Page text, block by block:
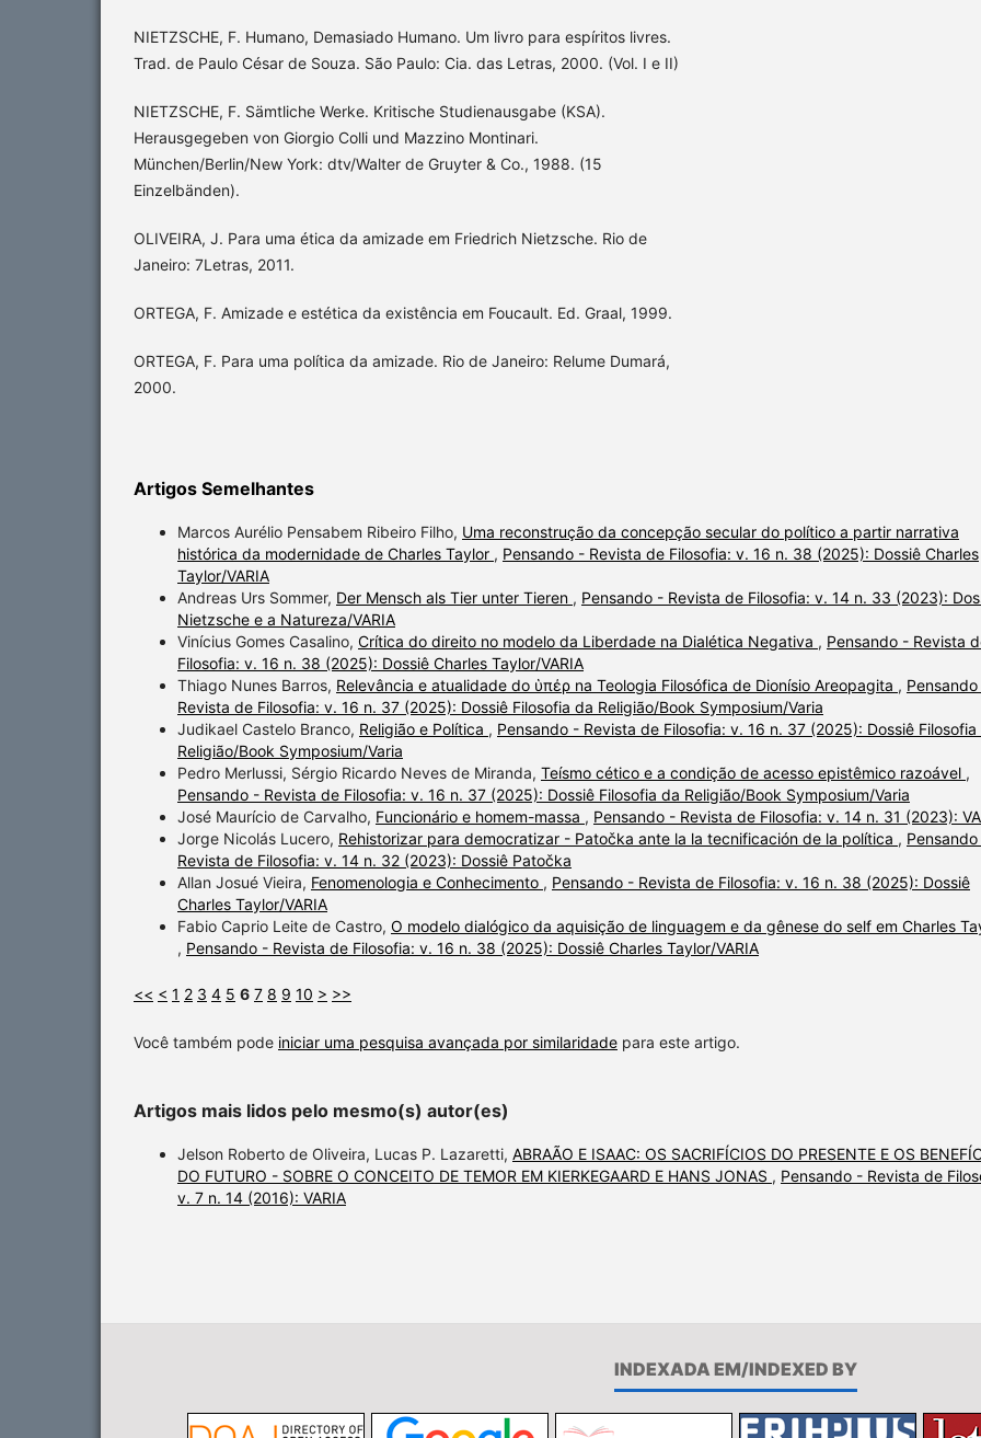
NIETZSCHE, F. Humano, Demasiado Humano. Um livro para espíritos livres.
Trad. de Paulo César de Souza. São Paulo: Cia. das Letras, 2000. (Vol. I e II)
NIETZSCHE, F. Sämtliche Werke. Kritische Studienausgabe (KSA).
Herausgegeben von Giorgio Colli und Mazzino Montinari.
München/Berlin/New York: dtv/Walter de Gruyter & Co., 1988. (15
Einzelbänden).
OLIVEIRA, J. Para uma ética da amizade em Friedrich Nietzsche. Rio de
Janeiro: 7Letras, 2011.
ORTEGA, F. Amizade e estética da existência em Foucault. Ed. Graal, 1999.
ORTEGA, F. Para uma política da amizade. Rio de Janeiro: Relume Dumará,
2000.
Artigos Semelhantes
Marcos Aurélio Pensabem Ribeiro Filho, Uma reconstrução da concepção secular do político a partir narrativa
histórica da modernidade de Charles Taylor , Pensando - Revista de Filosofia: v. 16 n. 38 (2025): Dossiê Charles
Taylor/VARIA
Andreas Urs Sommer, Der Mensch als Tier unter Tieren , Pensando - Revista de Filosofia: v. 14 n. 33 (2023):
Nietzsche e a Natureza/VARIA
Vinícius Gomes Casalino, Crítica do direito no modelo da Liberdade na Dialética Negativa , Pensando - Revista
Filosofia: v. 16 n. 38 (2025): Dossiê Charles Taylor/VARIA
Thiago Nunes Barros, Relevância e atualidade do ὑπέρ na Teologia Filosófica de Dionísio Areopagita ,
Revista de Filosofia: v. 16 n. 37 (2025): Dossiê Filosofia da Religião/Book Symposium/Varia
Judikael Castelo Branco, Religião e Política , Pensando - Revista de Filosofia: v. 16 n. 37 (2025): Dossiê Filosofia
Religião/Book Symposium/Varia
Pedro Merlussi, Sérgio Ricardo Neves de Miranda, Teísmo cético e a condição de acesso epistêmico razoável ,
Pensando - Revista de Filosofia: v. 16 n. 37 (2025): Dossiê Filosofia da Religião/Book Symposium/Varia
José Maurício de Carvalho, Funcionário e homem-massa , Pensando - Revista de Filosofia: v. 14 n. 31 (2023):
Jorge Nicolás Lucero, Rehistorizar para democratizar - Patočka ante la la tecnificación de la política ,
Revista de Filosofia: v. 14 n. 32 (2023): Dossiê Patočka
Allan Josué Vieira, Fenomenologia e Conhecimento , Pensando - Revista de Filosofia: v. 16 n. 38 (2025): Dossiê
Charles Taylor/VARIA
Fabio Caprio Leite de Castro, O modelo dialógico da aquisição de linguagem e da gênese do self em Charles
, Pensando - Revista de Filosofia: v. 16 n. 38 (2025): Dossiê Charles Taylor/VARIA
<< < 1 2 3 4 5 6 7 8 9 10 > >>
Você também pode iniciar uma pesquisa avançada por similaridade para este artigo.
Artigos mais lidos pelo mesmo(s) autor(es)
Jelson Roberto de Oliveira, Lucas P. Lazaretti, ABRAÃO E ISAAC: OS SACRIFÍCIOS DO PRESENTE E OS
DO FUTURO - SOBRE O CONCEITO DE TEMOR EM KIERKEGAARD E HANS JONAS , Pensando - Revista de
v. 7 n. 14 (2016): VARIA
INDEXADA EM/INDEXED BY